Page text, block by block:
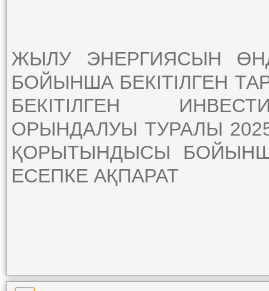
ЖЫЛУ ЭНЕРГИЯСЫН
БОЙЫНША БЕКІТІЛГЕН
БЕКІТІЛГЕН
ОРЫНДАЛУЫ ТУРАЛЫ
ҚОРЫТЫНДЫСЫ
ЕСЕПКЕ АҚПАРАТ